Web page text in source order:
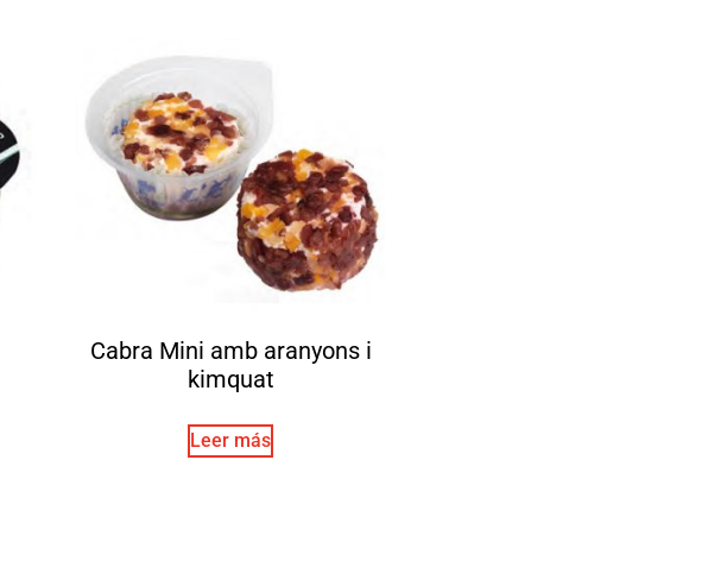
Cabra Mini amb aranyons i
kimquat
Leer más